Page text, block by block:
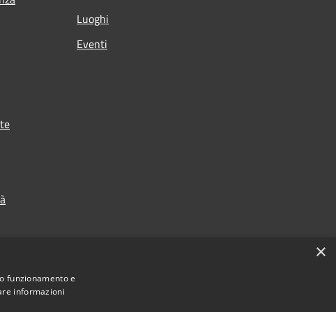
Luoghi
Eventi
×
funzionamento e
informazioni